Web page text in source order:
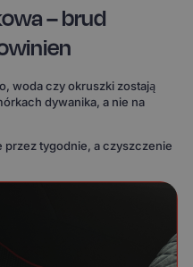
– brud
woda czy okruszki zostają
dywanika, a nie na
przez tygodnie, a czyszczenie